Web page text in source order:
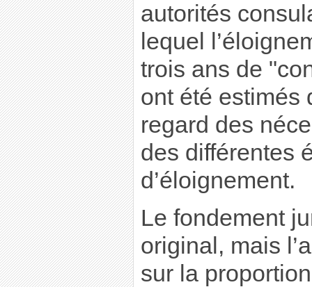
autorités
lequel
trois ans de
ont été estimés
regard des
des différentes
d’éloignement.
Le fondement
original, mais
sur la